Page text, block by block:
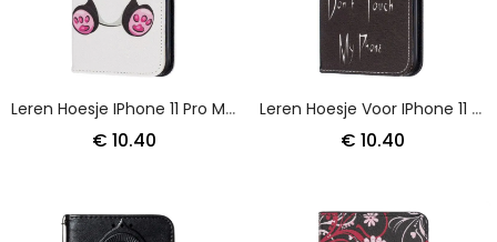
Leren Hoesje IPhone 11 Pro Max Telefoonhoesje Leuke Panda
€ 10.40
Leren Hoesje Voor IPhone 11 Pro Max Duivelse Telefoon
€ 10.40